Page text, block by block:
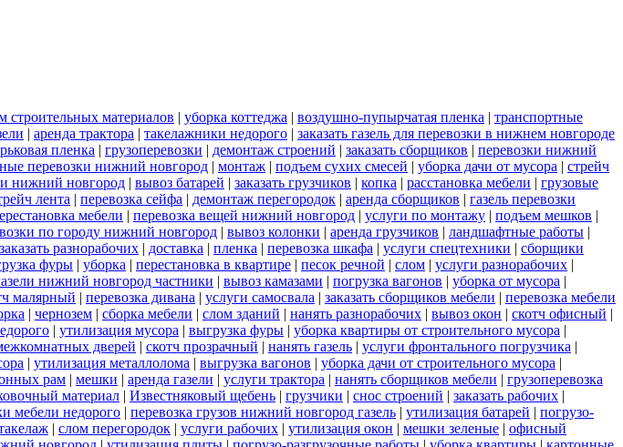
строительных материалов | уборка коттеджа | воздушно-пупырчатая пленка | транспортные
| аренда трактора | такелажники недорого | заказать газель для перевозки в нижнем новгороде
пленка | грузоперевозки | демонтаж строений | заказать сборщиков | перевозки нижний
перевозки нижний новгород | монтаж | подъем сухих смесей | уборка дачи от мусора | стрейч
нижний новгород | вывоз батарей | заказать грузчиков | копка | расстановка мебели | грузовые
лента | перевозка сейфа | демонтаж перегородок | аренда сборщиков | газель перевозки
мебели | перевозка вещей нижний новгород | услуги по монтажу | подъем мешков |
по городу нижний новгород | вывоз колонки | аренда грузчиков | ландшафтные работы |
заказать разнорабочих | доставка | пленка | перевозка шкафа | услуги спецтехники | сборщики
фуры | уборка | перестановка в квартире | песок речной | слом | услуги разнорабочих |
нижний новгород частники | вывоз камазами | погрузка вагонов | уборка от мусора |
малярный | перевозка дивана | услуги самосвала | заказать сборщиков мебели | перевозка мебели
| чернозем | сборка мебели | слом зданий | нанять разнорабочих | вывоз окон | скотч офисный |
| утилизация мусора | выгрузка фуры | уборка квартиры от строительного мусора |
дверей | скотч прозрачный | нанять газель | услуги фронтального погрузчика |
| утилизация металлолома | выгрузка вагонов | уборка дачи от строительного мусора |
рам | мешки | аренда газели | услуги трактора | нанять сборщиков мебели | грузоперевозка
материал | Известняковый щебень | грузчики | снос строений | заказать рабочих |
мебели недорого | перевозка грузов нижний новгород газель | утилизация батарей | погрузо-
| слом перегородок | услуги рабочих | утилизация окон | мешки зеленые | офисный